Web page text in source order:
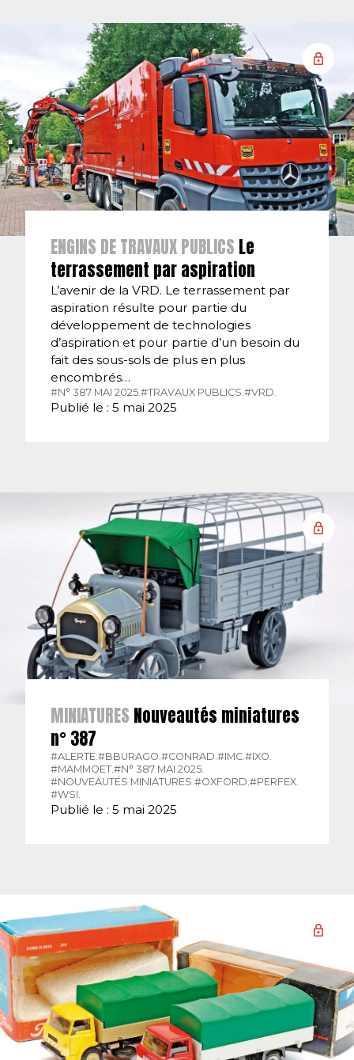
ENGINS DE TRAVAUX PUBLICS Le
terrassement par aspiration
L’avenir de la VRD. Le terrassement par
aspiration résulte pour partie du
développement de technologies
d’aspiration et pour partie d’un besoin du
fait des sous-sols de plus en plus
encombrés…
#N° 387 MAI 2025. #TRAVAUX PUBLICS. #VRD.
Publié le : 5 mai 2025
MINIATURES Nouveautés miniatures
n° 387
#ALERTE.#BBURAGO.#CONRAD.#IMC.#IXO.
#MAMMOET.#N° 387 MAI 2025.
#NOUVEAUTÉS MINIATURES.#OXFORD.#PERFEX.
#WSI.
Publié le : 5 mai 2025